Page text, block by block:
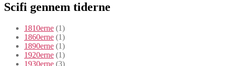
Scifi gennem tiderne
1810erne (1)
1860erne (1)
1890erne (1)
1920erne (1)
1930erne (3)